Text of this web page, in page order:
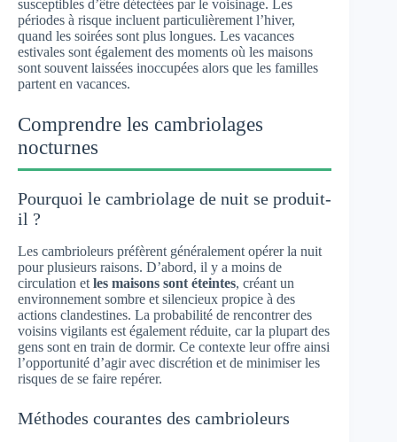
susceptibles d’être détectées par le voisinage. Les
périodes à risque incluent particulièrement l’hiver,
quand les soirées sont plus longues. Les vacances
estivales sont également des moments où les maisons
sont souvent laissées inoccupées alors que les familles
partent en vacances.
Comprendre les cambriolages
nocturnes
Pourquoi le cambriolage de nuit se produit-
il ?
Les cambrioleurs préfèrent généralement opérer la nuit
pour plusieurs raisons. D’abord, il y a moins de
circulation et les maisons sont éteintes, créant un
environnement sombre et silencieux propice à des
actions clandestines. La probabilité de rencontrer des
voisins vigilants est également réduite, car la plupart des
gens sont en train de dormir. Ce contexte leur offre ainsi
l’opportunité d’agir avec discrétion et de minimiser les
risques de se faire repérer.
Méthodes courantes des cambrioleurs